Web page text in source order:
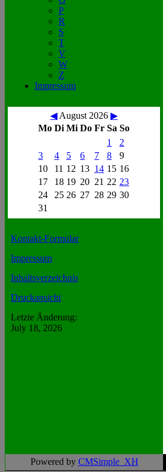
P
R
S
T
V
W
Z
Impressum
◀August 2026 ▶
Mo Di Mi Do Fr Sa So
1
2
3
4 5 6 7 8
9
10
11 12 13 14 15 16
17
18 19 20 21 22 23
24
25 26 27 28 29 30
31
Kontakt-Formular
Impressum
Inhaltsverzeichnis
Druckansicht
Letzte Änderung:
July 18, 2026
Powered by CMSimple_XH